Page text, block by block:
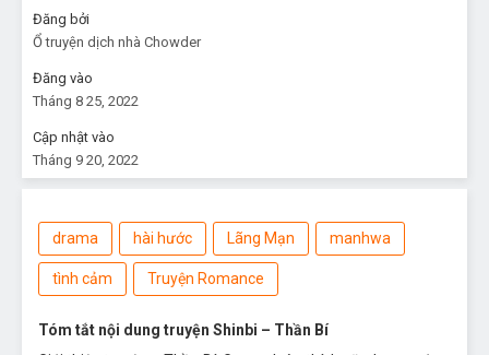
Đăng bởi
Ổ truyện dịch nhà Chowder
Đăng vào
Tháng 8 25, 2022
Cập nhật vào
Tháng 9 20, 2022
drama hài hước Lãng Mạn manhwa
tình cảm Truyện Romance
Tóm tắt nội dung truyện Shinbi – Thần Bí